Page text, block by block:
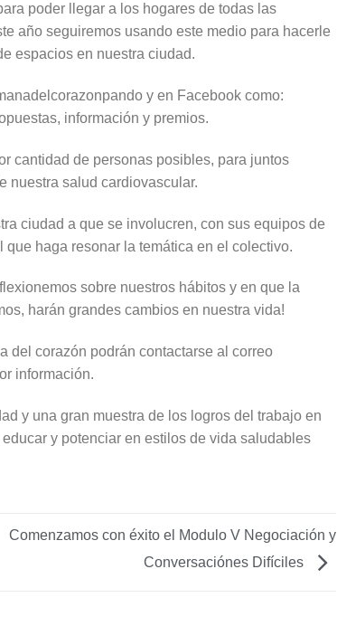
poder llegar a los hogares de todas las
año seguiremos usando este medio para hacerle
espacios en nuestra ciudad.
y en Facebook como:
información y premios.
cantidad de personas posibles, para juntos
nuestra salud cardiovascular.
ciudad a que se involucren, con sus equipos de
haga resonar la temática en el colectivo.
sobre nuestros hábitos y en que la
harán grandes cambios en nuestra vida!
del corazón podrán contactarse al correo
información.
y una gran muestra de los logros del trabajo en
y potenciar en estilos de vida saludables
Comenzamos con éxito el Modulo V Negociación y
Conversaciónes Difíciles